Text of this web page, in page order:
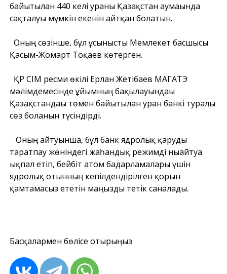
байытылған 440 келі ураны Қазақстан аумағында
сақталуы мүмкін екенін айтқан болатын.
Оның сөзінше, бұл ұсынысты Мемлекет басшысы
Қасым-Жомарт Тоқаев көтерген.
ҚР СІМ ресми өкілі Ерлан Жетібаев МАГАТЭ
мәлімдемесінде ұйымның бақылауындағы
Қазақстандағы төмен байытылған уран банкі туралы
сөз болғанын түсіндірді.
Оның айтуынша, бұл банк ядролық қаруды
таратпау жөніндегі жаһандық режимді нығайтуға
ықпал етіп, бейбіт атом бағдарламалары үшін
ядролық отынның кепілдендірілген қорын
қамтамасыз ететін маңызды тетік саналады.
Басқалармен бөлісе отырыңыз